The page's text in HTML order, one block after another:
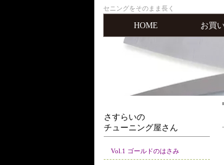
セニングをそのまま長く
HOME お買
さすらいの
チューニング屋さん
Vol.1 ゴールドのはさみ